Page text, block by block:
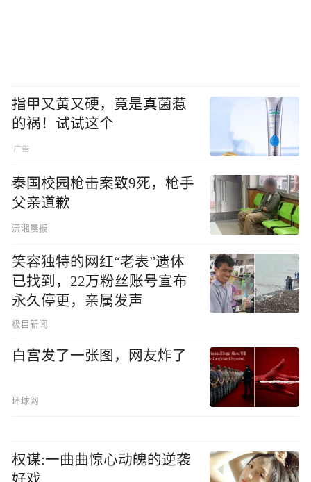
指甲又黄又硬，竟是真菌惹
的祸！试试这个
泰国校园枪击案致9死，枪手
父亲道歉
潇湘晨报
笑容独特的网红“老表”遗体
已找到，22万粉丝账号宣布
永久停更，亲属发声
极目新闻
白宫发了一张图，网友炸了
环球网
权谋:一曲曲惊心动魄的逆袭